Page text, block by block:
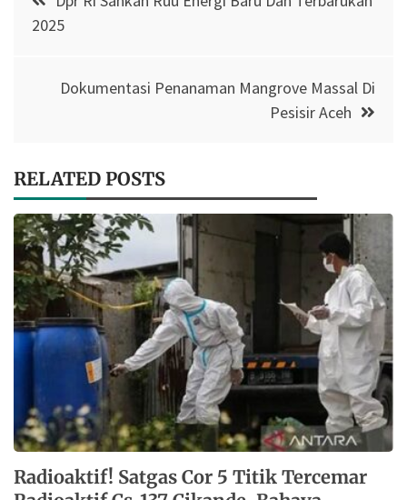
navigation
2025
Dokumentasi Penanaman Mangrove Massal Di
Pesisir Aceh
RELATED POSTS
Radioaktif! Satgas Cor 5 Titik Tercemar